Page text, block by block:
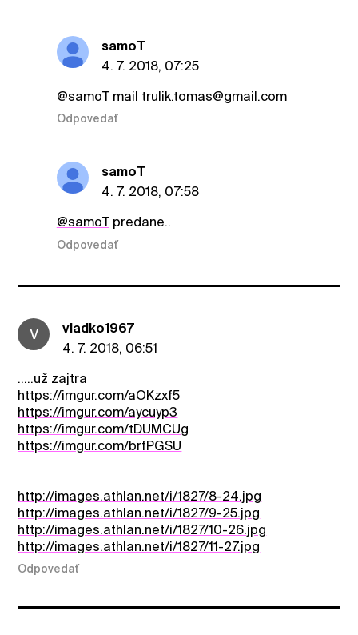
samoT
4. 7. 2018, 07:25
@samoTmail trulik.tomas@gmail.com
Odpovedať
samoT
4. 7. 2018, 07:58
@samoTpredane..
Odpovedať
V
vladko1967
4. 7. 2018, 06:51
.....už zajtra
https://imgur.com/aOKzxf5
https://imgur.com/aycuyp3
https://imgur.com/tDUMCUg
https://imgur.com/brfPGSU
http://images.athlan.net/i/1827/8-24.jpg
http://images.athlan.net/i/1827/9-25.jpg
http://images.athlan.net/i/1827/10-26.jpg
http://images.athlan.net/i/1827/11-27.jpg
Odpovedať